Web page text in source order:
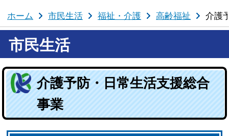
ホーム 市民生活 福祉・介護 高齢福祉 介護
市民生活
介護予防・日常生活支援総合
事業